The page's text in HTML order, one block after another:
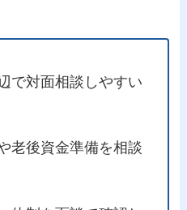
で対面相談しやすい
老後資金準備を相談